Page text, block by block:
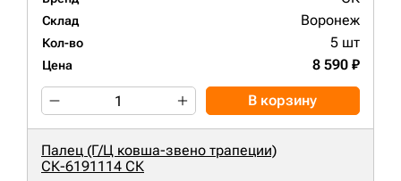
Склад Воронеж
Кол-во 5 шт
Цена 8 590 ₽
В корзину
Палец (Г/Ц ковша-звено трапеции)
СК-6191114 СК